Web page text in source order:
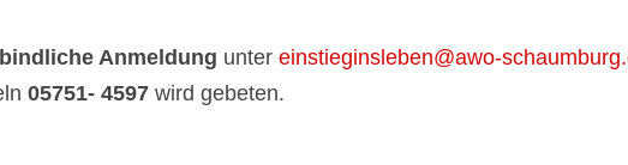
Anmeldung unter einstieginsleben@awo-
05751- 4597 wird gebeten.